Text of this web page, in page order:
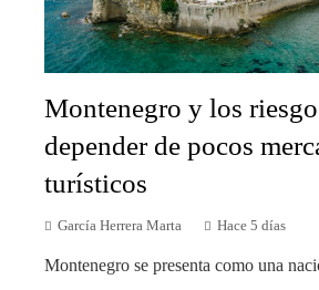
Montenegro y los
depender de pocos
turísticos
García Herrera Marta Hace 5 días
Montenegro se presenta como una